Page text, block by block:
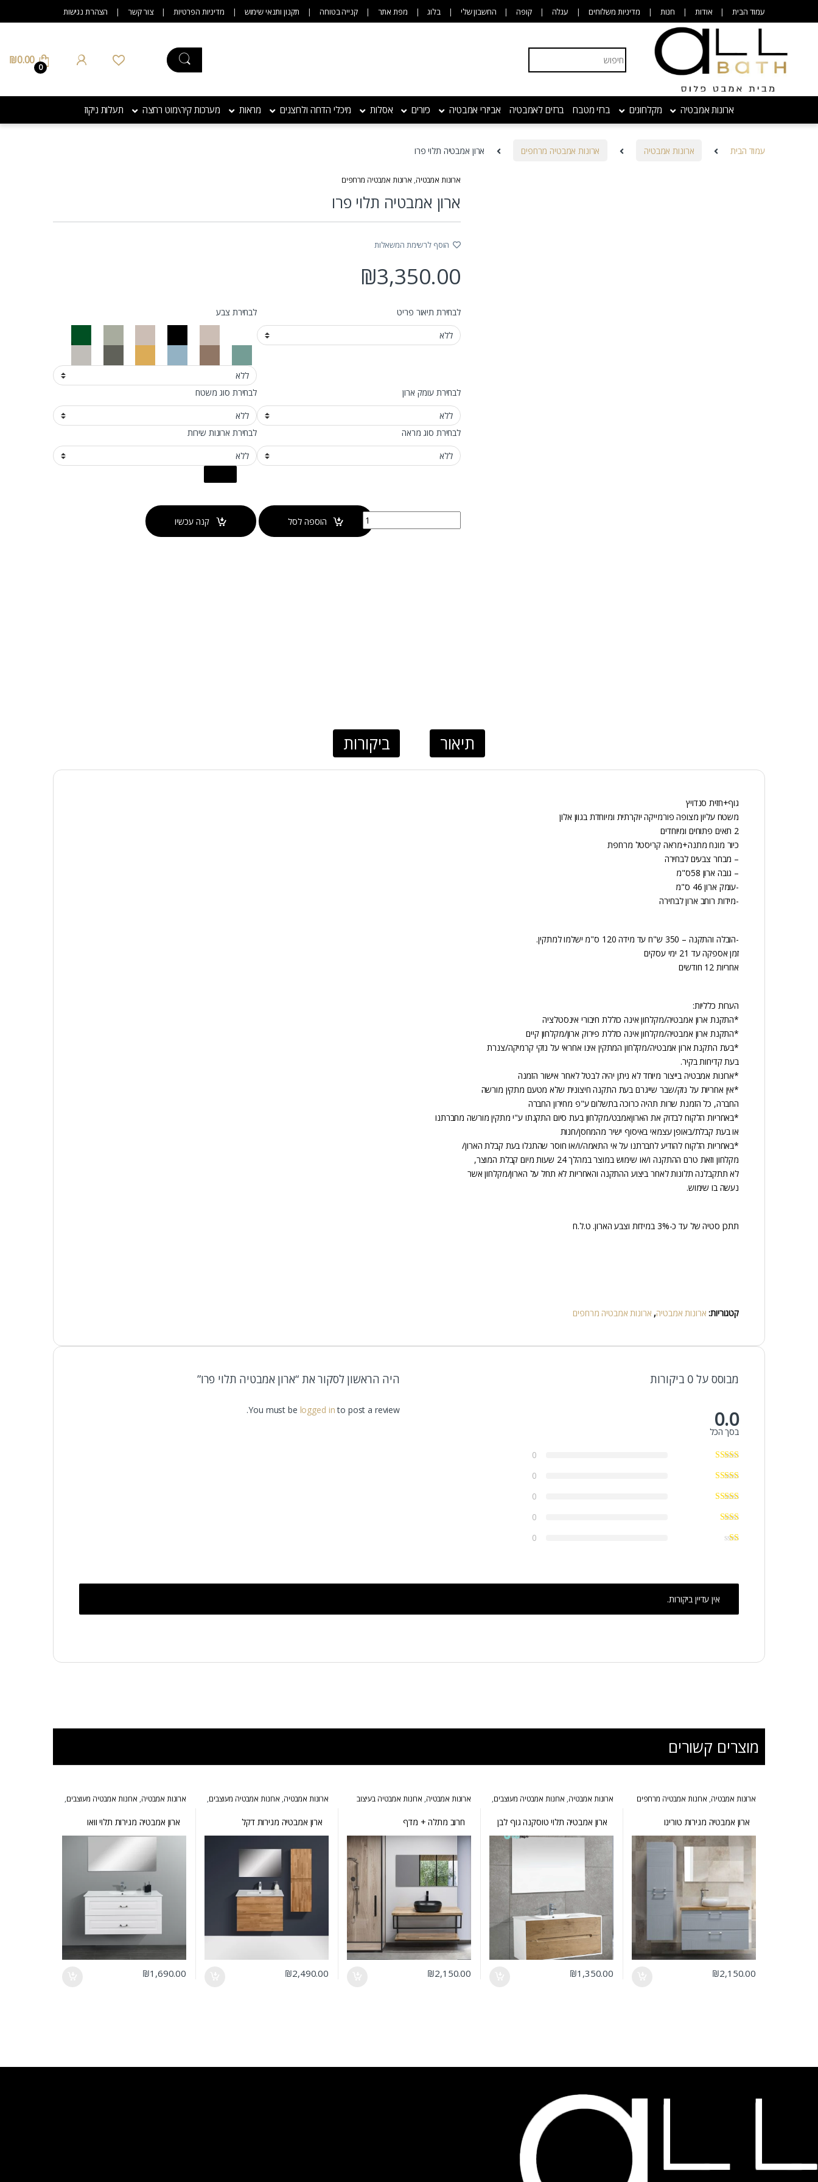
עמוד הבית אודות חנות מדיניות משלוחים עגלה קופה החשבון שלי בלוג מפת אתר קנייה בטוחה תקנון ותנאי שימוש מדיניות הפרטיות צור קשר הצהרת נגישות
Search for:
0
₪0.00
ארונות אמבטיה מקלחונים ברזי מטבח ברזים לאמבטיה אביזרי אמבטיה כיורים אסלות מיכלי הדחה ולחצנים מראות מערכות קיר\מוט רחצה תעלות ניקוז
עמוד הבית ארונות אמבטיה ארונות אמבטיה מרחפים ארון אמבטיה תלוי פרו
ארונות אמבטיה, ארונות אמבטיה מרחפים
ארון אמבטיה תלוי פרו
הוסף לרשימת המשאלות
₪3,350.00
לבחירת תיאור פריט לבחירת צבע
לבחירת עומק ארון לבחירת סוג משטח
לבחירת סוג מראה לבחירת ארונות שירות
כמות של ארון אמבטיה תלוי פרו הוספה לסל קנה עכשיו
תיאור ביקורות
גוף+חזית סנדויץ
משטח עליון מצופה פורמייקה יוקרתית ומיוחדת בגוון אלון
2 תאים פתוחים ומיוחדים
כיור מונח מתנה+מראה קריסטל מרחפת
– מבחר צבעים לבחירה
– גובה ארון 58ס"מ
-עומק ארון 46 ס"מ
-מידות רוחב ארון לבחירה
-הובלה והתקנה – 350 ש"ח עד מידה 120 ס"מ ישלמו למתקין.
זמן אספקה עד 21 ימי עסקים
אחריות 12 חודשים
הערות כלליות:
*התקנת ארון אמבטיה/מקלחון אינה כוללת חיבורי אינסטלציה
*התקנת ארון אמבטיה/מקלחון אינה כוללת פירוק ארון/מקלחון קיים
*בעת התקנת ארון אמבטיה/מקלחון המתקין אינו אחראי על נזקי קרמיקה/צנרת
בעת קדיחות בקיר.
*ארונות אמבטיה בייצור מיוחד לא ניתן יהיה לבטל לאחר אישור הזמנה
*אין אחריות על נזק/שבר שייגרם בעת התקנה חיצונית שלא מטעם מתקין מורשה
החברה, כל הזמנת שרות תהיה כרוכה בתשלום ע"פ מחירון החברה
*באחריות הלקוח לבדוק את הארוןאמבט/מקלחון בעת סיום התקנתו ע"י מתקין מורשה מחברתנו
או בעת קבלת/באופן עצמאי באיסוף ישיר מהמחסן/חנות
*באחריות הלקוח להודיע לחברתנו על אי התאמה/ו/או חוסר שהתגלו בעת קבלת הארון/
מקלחון וזאת טרם ההתקנה ו/או שימוש במוצר במהלך 24 שעות מיום קבלת המוצר,
לא תתקבלנה תלונות לאחר ביצוע ההתקנה והאחריות לא תחל על הארון/מקלחון אשר
נעשה בו שימוש.
תתכן סטיה של עד כ-3% במידות וצבע הארון. ט.ל.ח
קטגוריות: ארונות אמבטיה, ארונות אמבטיה מרחפים
מבוסס על 0 ביקורות
0.0
בסך הכל
0
0
0
0
0
היה הראשון לסקור את “ארון אמבטיה תלוי פרו”
You must be logged into post a review.
אין עדיין ביקורות.
מוצרים קשורים
ארונות אמבטיה, ארונות אמבטיה מרחפים
ארון אמבטיה מגירות טורינו
₪2,150.00
ארונות אמבטיה, ארונות אמבטיה מעוצבים,
ארונות אמבטיה מרחפים
ארון אמבטיה תלוי טוסקנה גוף לבן
חזית עץ
₪1,350.00
ארונות אמבטיה, ארונות אמבטיה בעיצוב
ארונות אמבטיה מעוצבים
חרוב מתלה + מדף
₪2,150.00
ארונות אמבטיה, ארונות אמבטיה מעוצבים,
ארונות אמבטיה מרחפים
ארון אמבטיה מגירות דקל
₪2,490.00
ארונות אמבטיה, ארונות אמבטיה מעוצבים,
ארונות אמבטיה מרחפים
ארון אמבטיה מגירות תלוי וואו
₪1,690.00